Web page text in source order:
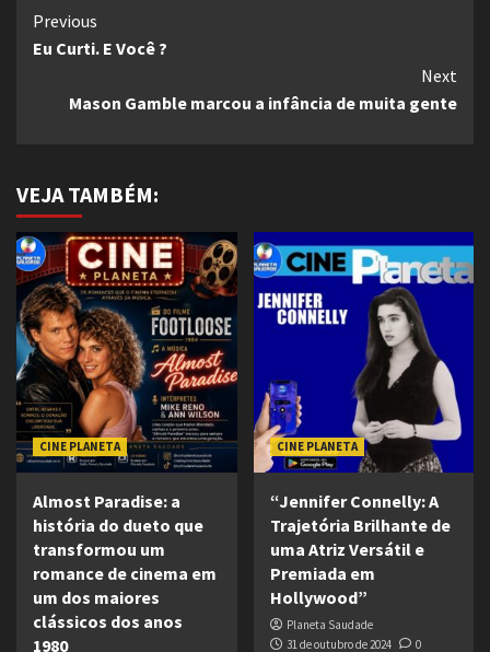
Continue
Reading
Previous
Eu Curti. E Você ?
Next
Mason Gamble marcou a infância de muita gente
VEJA TAMBÉM:
CINE PLANETA
Almost Paradise: a
história do dueto que
transformou um
romance de cinema em
um dos maiores
clássicos dos anos
1980
CINE PLANETA
“Jennifer Connelly: A
Trajetória Brilhante de
uma Atriz Versátil e
Premiada em
Hollywood”
Planeta Saudade
31 de outubro de 2024
0